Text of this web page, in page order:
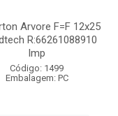
Arvore F=F 12x25
R:66261088910
Imp
Código: 1499
Embalagem: PC